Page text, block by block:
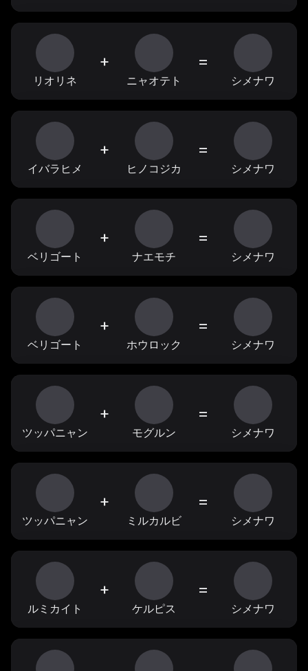
リオリネ
+
ニャオテト
=
シメナワ
イバラヒメ
+
ヒノコジカ
=
シメナワ
ベリゴート
+
ナエモチ
=
シメナワ
ベリゴート
+
ホウロック
=
シメナワ
ツッパニャン
+
モグルン
=
シメナワ
ツッパニャン
+
ミルカルビ
=
シメナワ
ルミカイト
+
ケルピス
=
シメナワ